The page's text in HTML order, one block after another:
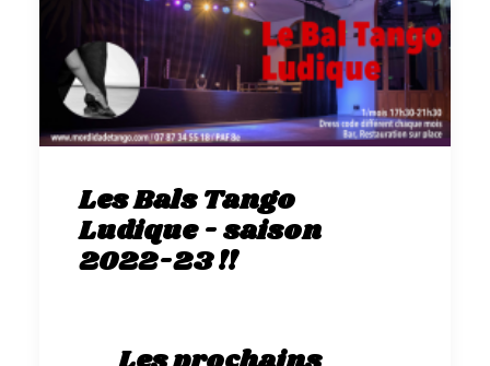
Les Bals Tango
Ludique - saison
2022-23 !!